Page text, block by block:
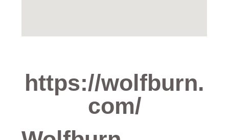
https://wolfburn.
com/